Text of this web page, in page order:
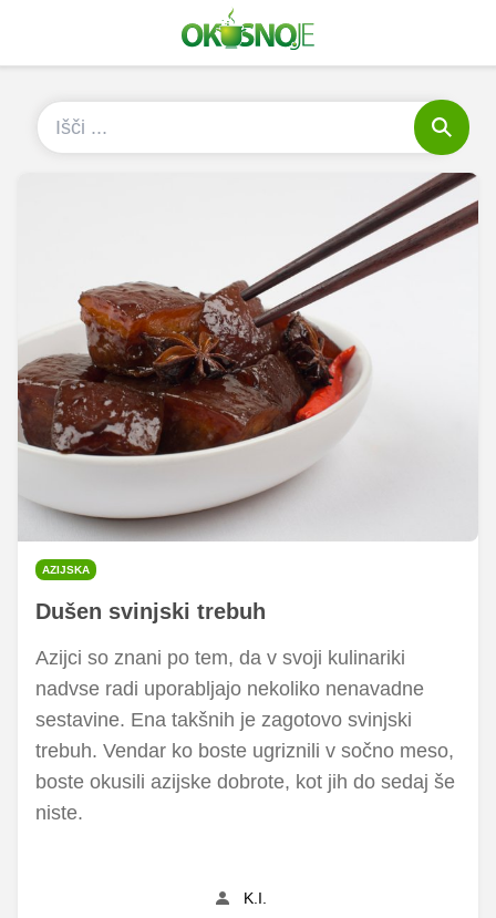
AZIJSKA
Dušen svinjski trebuh
Azijci so znani po tem, da v svoji kulinariki
nadvse radi uporabljajo nekoliko nenavadne
sestavine. Ena takšnih je zagotovo svinjski
trebuh. Vendar ko boste ugriznili v sočno meso,
boste okusili azijske dobrote, kot jih do sedaj še
niste.
K.I.